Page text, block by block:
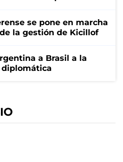
se pone en marcha
la gestión de Kicillof
a Brasil a la
diplomática